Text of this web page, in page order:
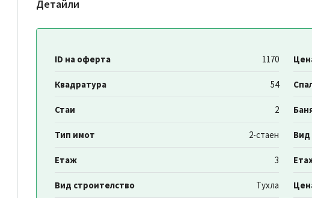
Детайли
ID на оферта 1170
Квадратура 54
Стаи 2
Тип имот 2-стаен
Етаж 3
Вид строителство Тухла